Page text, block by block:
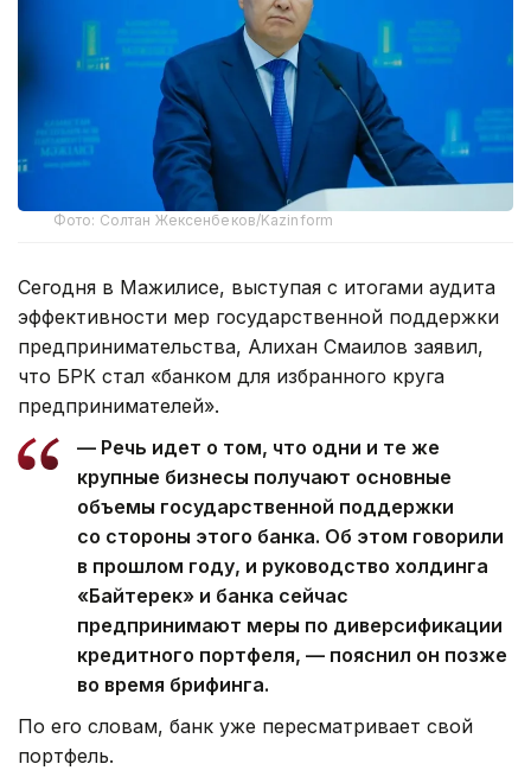
Фото: Солтан Жексенбеков/Kazinform
Сегодня в Мажилисе, выступая с итогами аудита
эффективности мер государственной поддержки
предпринимательства, Алихан Смаилов заявил,
что БРК стал «банком для избранного круга
предпринимателей».
— Речь идет о том, что одни и те же
крупные бизнесы получают основные
объемы государственной поддержки
со стороны этого банка. Об этом говорили
в прошлом году, и руководство холдинга
«Байтерек» и банка сейчас
предпринимают меры по диверсификации
кредитного портфеля, — пояснил он позже
во время брифинга.
По его словам, банк уже пересматривает свой
портфель.